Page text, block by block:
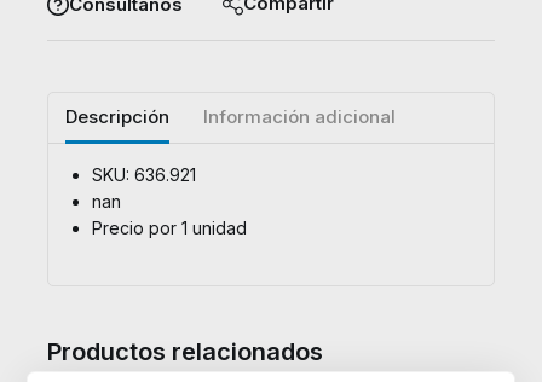
Descripción Información adicional
SKU: 636.921
nan
Precio por 1 unidad
Productos relacionados